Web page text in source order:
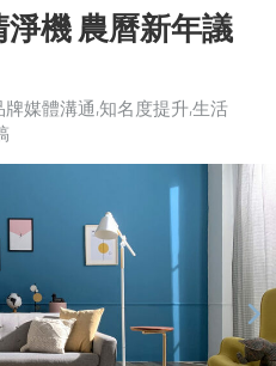
淨機 農曆新年議
牌媒體溝通 知名度提升生活